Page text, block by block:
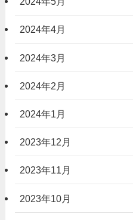
2024年4月
2024年3月
2024年2月
2024年1月
2023年12月
2023年11月
2023年10月